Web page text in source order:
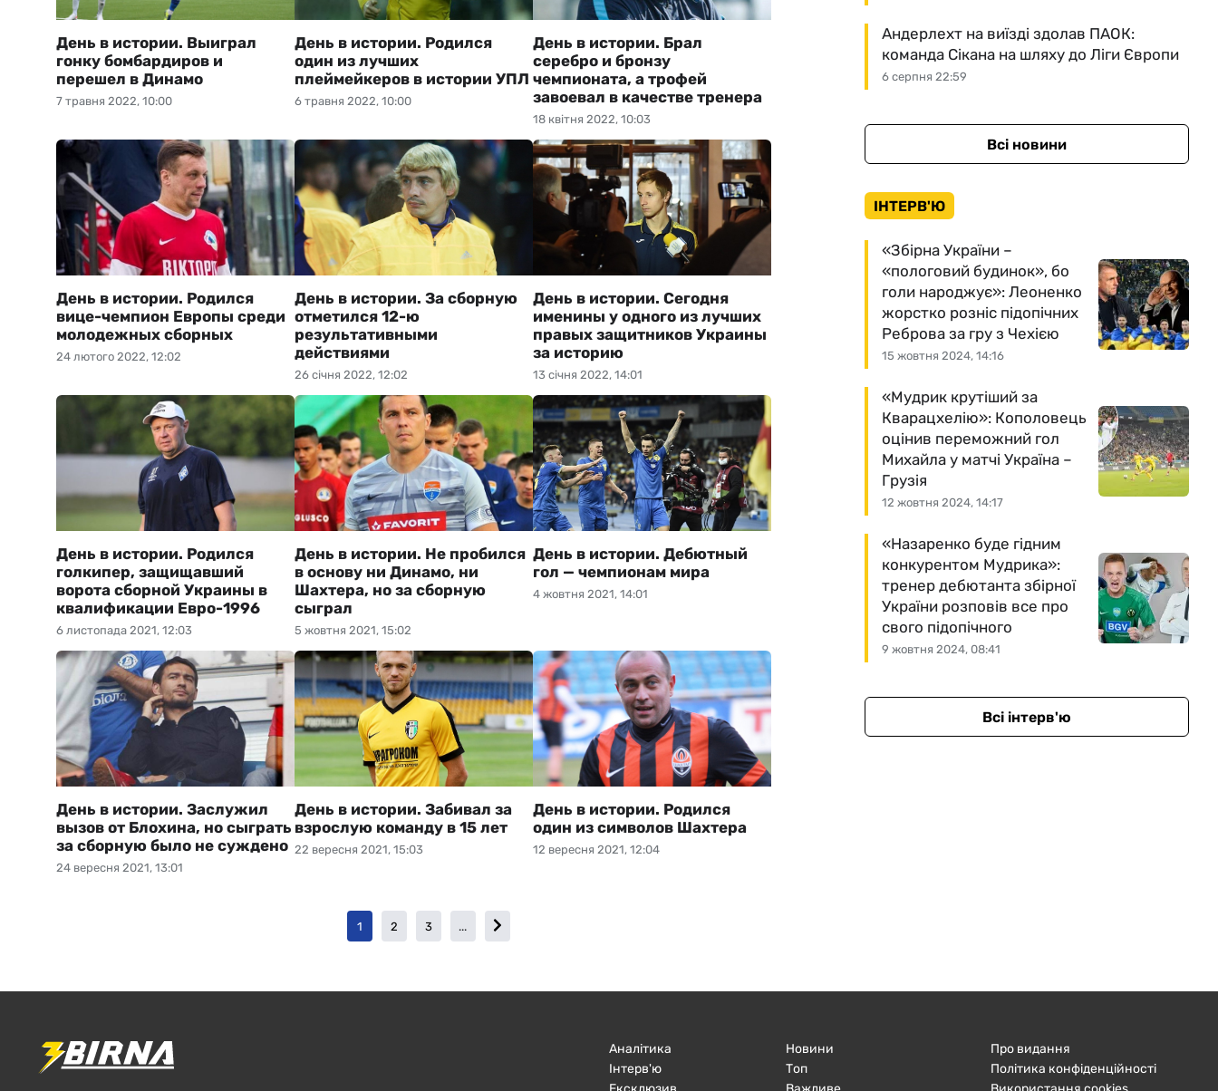
7 травня 2022, 10:00
День в истории. Выиграл
гонку бомбардиров и
перешел в Динамо
6 травня 2022, 10:00
День в истории. Родился
один из лучших
плеймейкеров в истории УПЛ
18 квітня 2022, 10:03
День в истории. Брал
серебро и бронзу
чемпионата, а трофей
завоевал в качестве тренера
24 лютого 2022, 12:02
День в истории. Родился
вице-чемпион Европы среди
молодежных сборных
26 січня 2022, 12:02
День в истории. За сборную
отметился 12-ю
результативными
действиями
13 січня 2022, 14:01
День в истории. Сегодня
именины у одного из лучших
правых защитников Украины
за историю
6 листопада 2021, 12:03
День в истории. Родился
голкипер, защищавший
ворота сборной Украины в
квалификации Евро-1996
5 жовтня 2021, 15:02
День в истории. Не пробился
в основу ни Динамо, ни
Шахтера, но за сборную
сыграл
4 жовтня 2021, 14:01
День в истории. Дебютный
гол — чемпионам мира
24 вересня 2021, 13:01
День в истории. Заслужил
вызов от Блохина, но сыграть
за сборную было не суждено 22 вересня 2021, 15:03
День в истории. Забивал за
взрослую команду в 15 лет
12 вересня 2021, 12:04
День в истории. Родился
один из символов Шахтера
1 2 3 ...
6 серпня 22:59
Андерлехт на виїзді здолав ПАОК:
команда Сікана на шляху до Ліги Європи
Всі новини
ІНТЕРВ'Ю
15 жовтня 2024, 14:16
«Збірна України –
«пологовий будинок», бо
голи народжує»: Леоненко
жорстко розніс підопічних
Реброва за гру з Чехією
12 жовтня 2024, 14:17
«Мудрик крутіший за
Кварацхелію»: Кополовець
оцінив переможний гол
Михайла у матчі Україна –
Грузія
9 жовтня 2024, 08:41
«Назаренко буде гідним
конкурентом Мудрика»:
тренер дебютанта збірної
України розповів все про
свого підопічного
Всі інтерв'ю
Аналітика
Інтерв'ю
Новини
Топ
Про видання
Політика конфіденційності